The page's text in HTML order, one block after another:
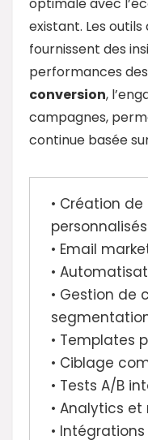
existant. Les
fournissent des
performances
conversion,
campagnes,
continue basée
• Création
personnalisés
• Email
•
• Gestion de
• Templates
• Ciblage
• Tests A/B
• Analytics
•